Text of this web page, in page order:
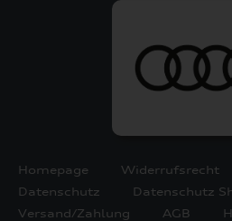
Homepage Widerrufsrecht
Datenschutz
Datenschutz
Versand/Zahlung
AGB